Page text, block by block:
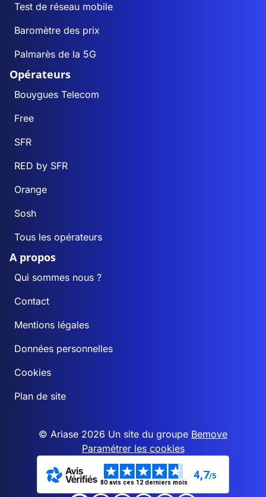
Test de réseau mobile
Baromètre des prix
Palmarès de la 5G
Opérateurs
Bouygues Telecom
Free
SFR
RED by SFR
Orange
Sosh
Tous les opérateurs
A propos
Qui sommes nous ?
Contact
Mentions légales
Données personnelles
Cookies
Plan de site
© Ariase 2026 Un site du groupe Bemove
Paramétrer les cookies
80 avis ces 12 derniers mois
4,7/5